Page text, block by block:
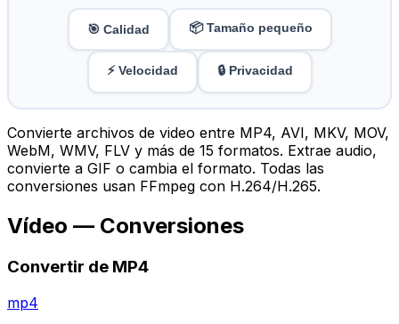
🎯 Calidad 📦 Tamaño pequeño
⚡ Velocidad 🔒 Privacidad
Convierte archivos de video entre MP4, AVI, MKV, MOV,
WebM, WMV, FLV y más de 15 formatos. Extrae audio,
convierte a GIF o cambia el formato. Todas las
conversiones usan FFmpeg con H.264/H.265.
Vídeo — Conversiones
Convertir de MP4
mp4